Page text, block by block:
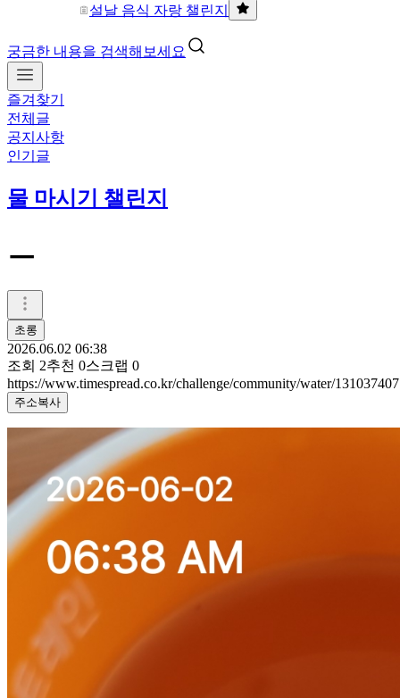
설날 음식 자랑 챌린지
궁금한 내용을 검색해보세요
즐겨찾기
전체글
공지사항
인기글
물 마시기 챌린지
ㅡ
초롱
2026.06.02 06:38
조회 2추천 0스크랩 0
https://www.timespread.co.kr/challenge/community/water/131037407
주소복사